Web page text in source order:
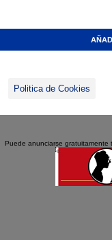
Politica de Cookies
Puede anunciarse